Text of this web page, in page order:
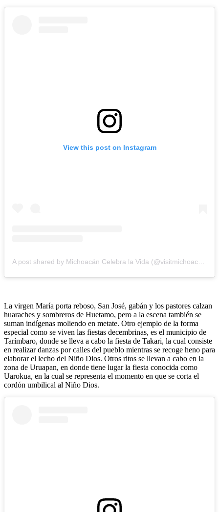
View this post on Instagram
La virgen María porta reboso, San José, gabán y los pastores calzan
huaraches y sombreros de Huetamo, pero a la escena también se
suman indígenas moliendo en metate. Otro ejemplo de la forma
especial como se viven las fiestas decembrinas, es el municipio de
Tarímbaro, donde se lleva a cabo la fiesta de Takari, la cual consiste
en realizar danzas por calles del pueblo mientras se recoge heno para
elaborar el lecho del Niño Dios. Otros ritos se llevan a cabo en la
zona de Uruapan, en donde tiene lugar la fiesta conocida como
Uarokua, en la cual se representa el momento en que se corta el
cordón umbilical al Niño Dios.